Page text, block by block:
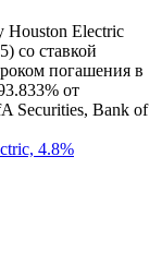
Houston Electric
cо ставкой
погашения в
от
Securities, Bank of
4.8%